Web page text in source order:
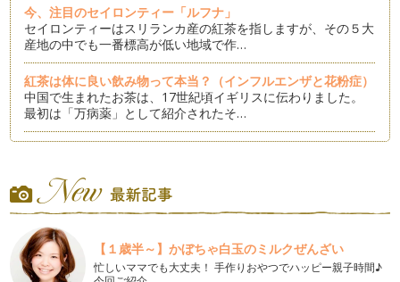
今、注目のセイロンティー「ルフナ」
セイロンティーはスリランカ産の紅茶を指しますが、その５大
産地の中でも一番標高が低い地域で作…
紅茶は体に良い飲み物って本当？（インフルエンザと花粉症）
中国で生まれたお茶は、17世紀頃イギリスに伝わりました。
最初は「万病薬」として紹介されたそ…
ムを書いていますが、今月はおすすめ…
メイソンジャーは「アイスティー」でも大活躍です
カフェからブームになった「メイソンジャー」。ジャーサラダ
を作ったりと家庭で活用しているママ…
【１歳半～】かぼちゃ白玉のミルクぜんざい
忙しいママでも大丈夫！ 手作りおやつでハッピー親子時間♪